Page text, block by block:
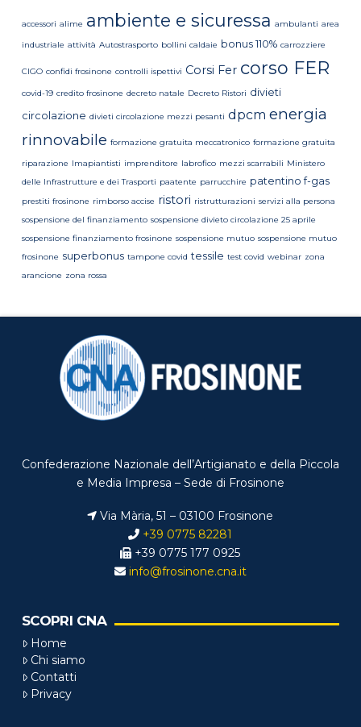
accessori alime ambiente e sicuressa ambulanti area
industriale attività Autostrasporto bollini caldaie bonus 110% carrozziere
CIGO confidi frosinone controlli ispettivi Corsi Fer corso FER
covid-19 credito frosinone decreto natale Decreto Ristori divieti
circolazione divieti circolazione mezzi pesanti dpcm energia
rinnovabile formazione gratuita meccatronico formazione gratuita
riparazione Imapiantisti imprenditore labrofico mezzi scarrabili Ministero
delle Infrastrutture e dei Trasporti paatente parrucchire patentino f-gas
prestiti frosinone rimborso accise ristori ristrutturazioni servizi alla persona
sospensione del finanziamento sospensione divieto circolazione 25 aprile
sospensione finanziamento frosinone sospensione mutuo sospensione mutuo
frosinone superbonus tampone covid tessile test covid webinar zona
arancione zona rossa
Confederazione Nazionale dell’Artigianato e della Piccola
e Media Impresa – Sede di Frosinone
Via Mària, 51 – 03100 Frosinone
+39 0775 82281
+39 0775 177 0925
info@frosinone.cna.it
SCOPRI CNA
Home
Chi siamo
Contatti
Privacy